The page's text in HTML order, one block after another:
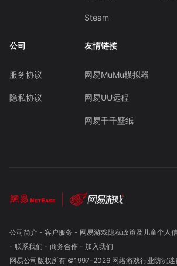
Steam
公司
服务协议
隐私协议
友情链接
网易MuMu模拟器
网易UU远程
网易千千壁纸
公司简介- 客户服务 - 网易游戏隐私政策及儿童个人
- 联系我们 - 商务合作- 加入我们
网易公司版权所有 ©1997-2026 网络游戏行业防沉迷